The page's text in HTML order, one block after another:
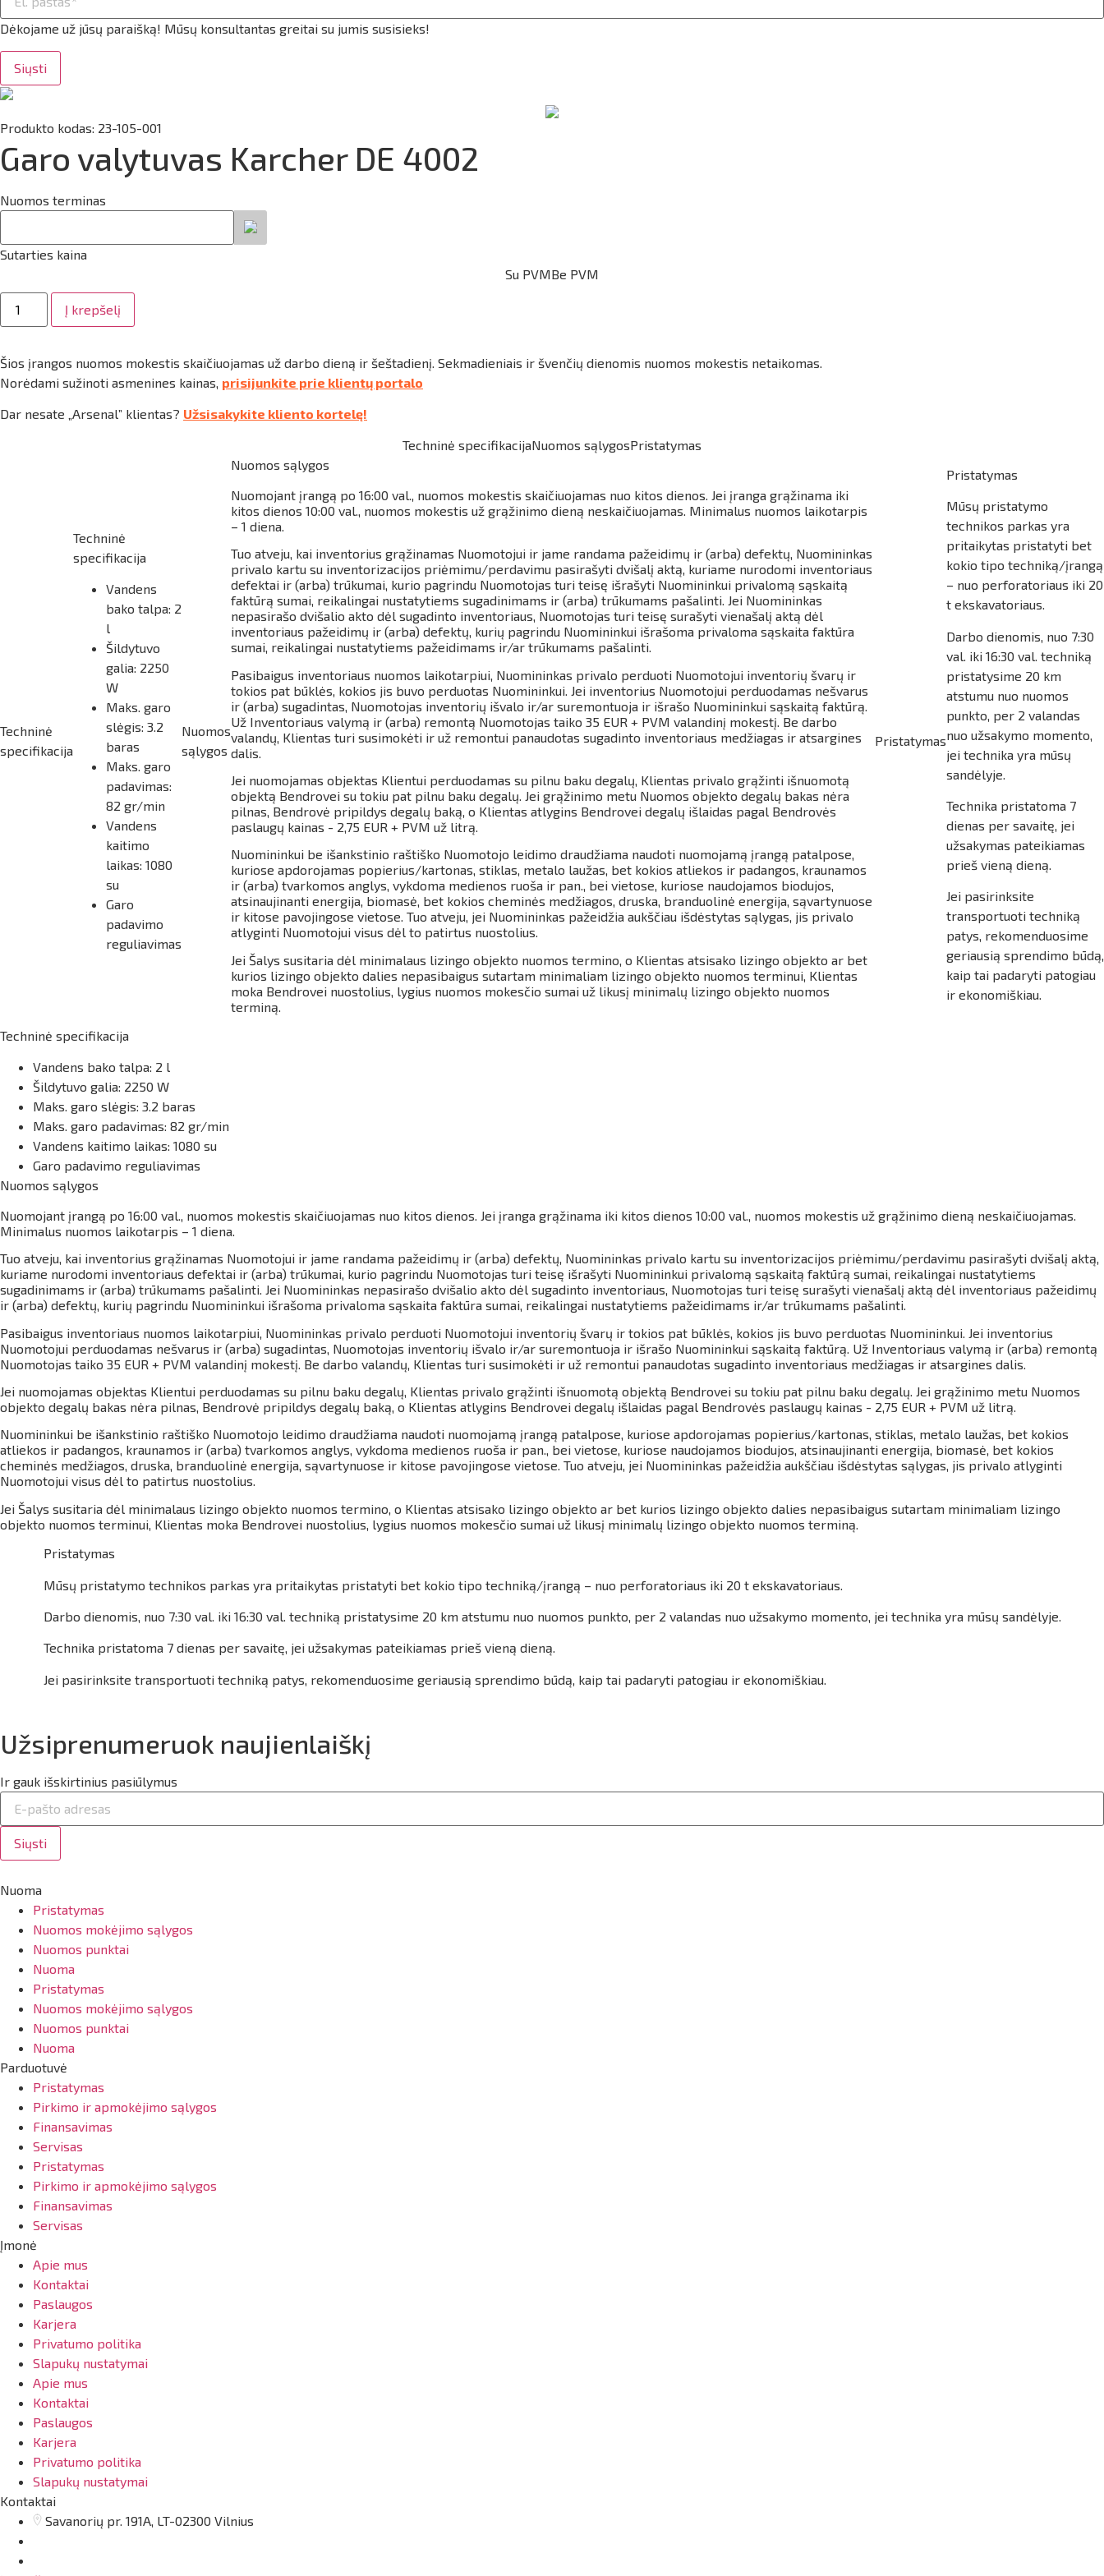
Dėkojame už jūsų paraišką! Mūsų konsultantas greitai su jumis susisieks!
Siųsti
Produkto kodas: 23-105-001
Garo valytuvas Karcher DE 4002
Nuomos terminas
Sutarties kaina
Su PVMBe PVM
produkto
kiekis:
Garo
DE
4002
Į krepšelį
Šios įrangos nuomos mokestis skaičiuojamas už darbo dieną ir šeštadienį. Sekmadieniais ir švenčių dienomis nuomos mokestis netaikomas.
Norėdami sužinoti asmenines kainas, prisijunkite prie klientų portalo
Dar nesate „Arsenal” klientas? Užsisakykite kliento kortelę!
Techninė specifikacijaNuomos sąlygosPristatymas
Techninė
specifikacija
Techninė
specifikacija
Vandens
bako talpa: 2
l
Šildytuvo
galia: 2250
W
Maks. garo
slėgis: 3.2
baras
Maks. garo
padavimas:
82 gr/min
Vandens
kaitimo
laikas: 1080
su
Garo
padavimo
reguliavimas
Nuomos
sąlygos
Nuomos sąlygos
Nuomojant įrangą po 16:00 val., nuomos mokestis skaičiuojamas nuo kitos dienos. Jei įranga grąžinama iki
kitos dienos 10:00 val., nuomos mokestis už grąžinimo dieną neskaičiuojamas. Minimalus nuomos laikotarpis
– 1 diena.
Tuo atveju, kai inventorius grąžinamas Nuomotojui ir jame randama pažeidimų ir (arba) defektų, Nuomininkas
privalo kartu su inventorizacijos priėmimu/perdavimu pasirašyti dvišalį aktą, kuriame nurodomi inventoriaus
defektai ir (arba) trūkumai, kurio pagrindu Nuomotojas turi teisę išrašyti Nuomininkui privalomą sąskaitą
faktūrą sumai, reikalingai nustatytiems sugadinimams ir (arba) trūkumams pašalinti. Jei Nuomininkas
nepasirašo dvišalio akto dėl sugadinto inventoriaus, Nuomotojas turi teisę surašyti vienašalį aktą dėl
inventoriaus pažeidimų ir (arba) defektų, kurių pagrindu Nuomininkui išrašoma privaloma sąskaita faktūra
sumai, reikalingai nustatytiems pažeidimams ir/ar trūkumams pašalinti.
Pasibaigus inventoriaus nuomos laikotarpiui, Nuomininkas privalo perduoti Nuomotojui inventorių švarų ir
tokios pat būklės, kokios jis buvo perduotas Nuomininkui. Jei inventorius Nuomotojui perduodamas nešvarus
ir (arba) sugadintas, Nuomotojas inventorių išvalo ir/ar suremontuoja ir išrašo Nuomininkui sąskaitą faktūrą.
Už Inventoriaus valymą ir (arba) remontą Nuomotojas taiko 35 EUR + PVM valandinį mokestį. Be darbo
valandų, Klientas turi susimokėti ir už remontui panaudotas sugadinto inventoriaus medžiagas ir atsargines
dalis.
Jei nuomojamas objektas Klientui perduodamas su pilnu baku degalų, Klientas privalo grąžinti išnuomotą
objektą Bendrovei su tokiu pat pilnu baku degalų. Jei grąžinimo metu Nuomos objekto degalų bakas nėra
pilnas, Bendrovė pripildys degalų baką, o Klientas atlygins Bendrovei degalų išlaidas pagal Bendrovės
paslaugų kainas - 2,75 EUR + PVM už litrą.
Nuomininkui be išankstinio raštiško Nuomotojo leidimo draudžiama naudoti nuomojamą įrangą patalpose,
kuriose apdorojamas popierius/kartonas, stiklas, metalo laužas, bet kokios atliekos ir padangos, kraunamos
ir (arba) tvarkomos anglys, vykdoma medienos ruoša ir pan., bei vietose, kuriose naudojamos biodujos,
atsinaujinanti energija, biomasė, bet kokios cheminės medžiagos, druska, branduolinė energija, sąvartynuose
ir kitose pavojingose vietose. Tuo atveju, jei Nuomininkas pažeidžia aukščiau išdėstytas sąlygas, jis privalo
atlyginti Nuomotojui visus dėl to patirtus nuostolius.
Jei Šalys susitaria dėl minimalaus lizingo objekto nuomos termino, o Klientas atsisako lizingo objekto ar bet
kurios lizingo objekto dalies nepasibaigus sutartam minimaliam lizingo objekto nuomos terminui, Klientas
moka Bendrovei nuostolius, lygius nuomos mokesčio sumai už likusį minimalų lizingo objekto nuomos
terminą.
Pristatymas
Pristatymas
Mūsų pristatymo
technikos parkas yra
pritaikytas pristatyti bet
kokio tipo techniką/įrangą
– nuo perforatoriaus iki 20
t ekskavatoriaus.
Darbo dienomis, nuo 7:30
val. iki 16:30 val. techniką
pristatysime 20 km
atstumu nuo nuomos
punkto, per 2 valandas
nuo užsakymo momento,
jei technika yra mūsų
sandėlyje.
Technika pristatoma 7
dienas per savaitę, jei
užsakymas pateikiamas
prieš vieną dieną.
Jei pasirinksite
transportuoti techniką
patys, rekomenduosime
geriausią sprendimo būdą,
kaip tai padaryti patogiau
ir ekonomiškiau.
Techninė specifikacija
Vandens bako talpa: 2 l
Šildytuvo galia: 2250 W
Maks. garo slėgis: 3.2 baras
Maks. garo padavimas: 82 gr/min
Vandens kaitimo laikas: 1080 su
Garo padavimo reguliavimas
Nuomos sąlygos
Nuomojant įrangą po 16:00 val., nuomos mokestis skaičiuojamas nuo kitos dienos. Jei įranga grąžinama iki kitos dienos 10:00 val., nuomos mokestis už grąžinimo dieną neskaičiuojamas.
Minimalus nuomos laikotarpis – 1 diena.
Tuo atveju, kai inventorius grąžinamas Nuomotojui ir jame randama pažeidimų ir (arba) defektų, Nuomininkas privalo kartu su inventorizacijos priėmimu/perdavimu pasirašyti dvišalį aktą,
kuriame nurodomi inventoriaus defektai ir (arba) trūkumai, kurio pagrindu Nuomotojas turi teisę išrašyti Nuomininkui privalomą sąskaitą faktūrą sumai, reikalingai nustatytiems
sugadinimams ir (arba) trūkumams pašalinti. Jei Nuomininkas nepasirašo dvišalio akto dėl sugadinto inventoriaus, Nuomotojas turi teisę surašyti vienašalį aktą dėl inventoriaus pažeidimų
ir (arba) defektų, kurių pagrindu Nuomininkui išrašoma privaloma sąskaita faktūra sumai, reikalingai nustatytiems pažeidimams ir/ar trūkumams pašalinti.
Pasibaigus inventoriaus nuomos laikotarpiui, Nuomininkas privalo perduoti Nuomotojui inventorių švarų ir tokios pat būklės, kokios jis buvo perduotas Nuomininkui. Jei inventorius
Nuomotojui perduodamas nešvarus ir (arba) sugadintas, Nuomotojas inventorių išvalo ir/ar suremontuoja ir išrašo Nuomininkui sąskaitą faktūrą. Už Inventoriaus valymą ir (arba) remontą
Nuomotojas taiko 35 EUR + PVM valandinį mokestį. Be darbo valandų, Klientas turi susimokėti ir už remontui panaudotas sugadinto inventoriaus medžiagas ir atsargines dalis.
Jei nuomojamas objektas Klientui perduodamas su pilnu baku degalų, Klientas privalo grąžinti išnuomotą objektą Bendrovei su tokiu pat pilnu baku degalų. Jei grąžinimo metu Nuomos
objekto degalų bakas nėra pilnas, Bendrovė pripildys degalų baką, o Klientas atlygins Bendrovei degalų išlaidas pagal Bendrovės paslaugų kainas - 2,75 EUR + PVM už litrą.
Nuomininkui be išankstinio raštiško Nuomotojo leidimo draudžiama naudoti nuomojamą įrangą patalpose, kuriose apdorojamas popierius/kartonas, stiklas, metalo laužas, bet kokios
atliekos ir padangos, kraunamos ir (arba) tvarkomos anglys, vykdoma medienos ruoša ir pan., bei vietose, kuriose naudojamos biodujos, atsinaujinanti energija, biomasė, bet kokios
cheminės medžiagos, druska, branduolinė energija, sąvartynuose ir kitose pavojingose vietose. Tuo atveju, jei Nuomininkas pažeidžia aukščiau išdėstytas sąlygas, jis privalo atlyginti
Nuomotojui visus dėl to patirtus nuostolius.
Jei Šalys susitaria dėl minimalaus lizingo objekto nuomos termino, o Klientas atsisako lizingo objekto ar bet kurios lizingo objekto dalies nepasibaigus sutartam minimaliam lizingo
objekto nuomos terminui, Klientas moka Bendrovei nuostolius, lygius nuomos mokesčio sumai už likusį minimalų lizingo objekto nuomos terminą.
Pristatymas
Mūsų pristatymo technikos parkas yra pritaikytas pristatyti bet kokio tipo techniką/įrangą – nuo perforatoriaus iki 20 t ekskavatoriaus.
Darbo dienomis, nuo 7:30 val. iki 16:30 val. techniką pristatysime 20 km atstumu nuo nuomos punkto, per 2 valandas nuo užsakymo momento, jei technika yra mūsų sandėlyje.
Technika pristatoma 7 dienas per savaitę, jei užsakymas pateikiamas prieš vieną dieną.
Jei pasirinksite transportuoti techniką patys, rekomenduosime geriausią sprendimo būdą, kaip tai padaryti patogiau ir ekonomiškiau.
Užsiprenumeruok naujienlaiškį
Ir gauk išskirtinius pasiūlymus
Siųsti
Nuoma
Pristatymas
Nuomos mokėjimo sąlygos
Nuomos punktai
Nuoma
Pristatymas
Nuomos mokėjimo sąlygos
Nuomos punktai
Nuoma
Parduotuvė
Pristatymas
Pirkimo ir apmokėjimo sąlygos
Finansavimas
Servisas
Pristatymas
Pirkimo ir apmokėjimo sąlygos
Finansavimas
Servisas
Įmonė
Apie mus
Kontaktai
Paslaugos
Karjera
Privatumo politika
Slapukų nustatymai
Apie mus
Kontaktai
Paslaugos
Karjera
Privatumo politika
Slapukų nustatymai
Kontaktai
Savanorių pr. 191A, LT-02300 Vilnius